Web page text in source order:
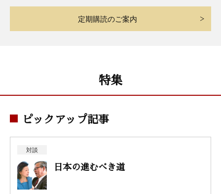
定期購読のご案内
特集
ピックアップ記事
対談
日本の進むべき道